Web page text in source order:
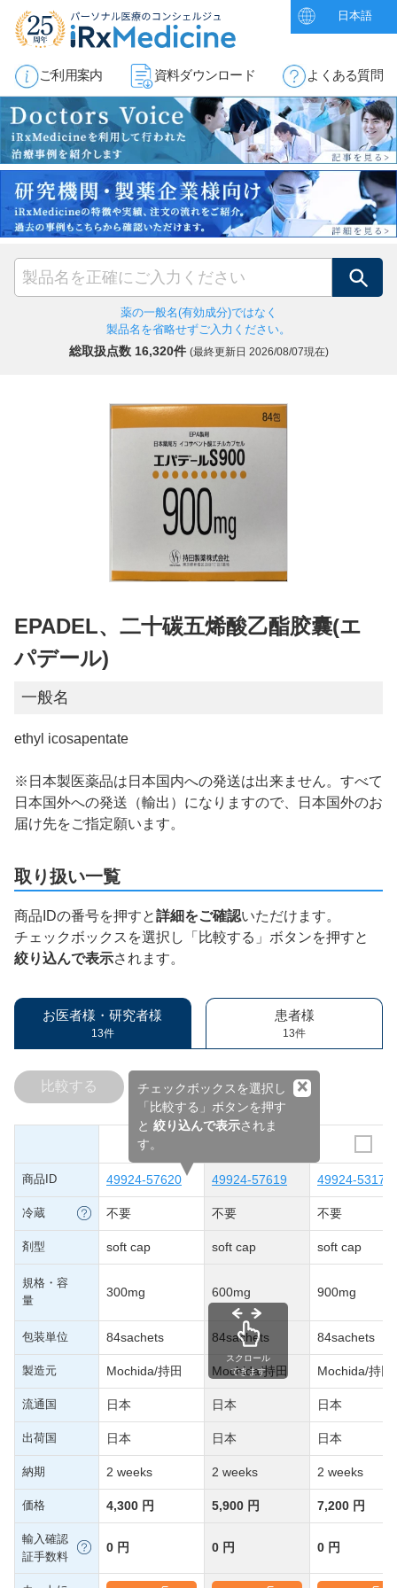
日本語
ご利用案内 資料ダウンロード よくある質問
検索
薬の一般名(有効成分)ではなく
製品名を省略せずご入力ください。
総取扱点数 16,320件 (最終更新日 2026/08/07現在)
EPADEL、二十碳五烯酸乙酯胶囊(エ
パデール)
一般名
ethyl icosapentate
※日本製医薬品は日本国内への発送は出来ません。すべて
日本国外への発送（輸出）になりますので、日本国外のお
届け先をご指定願います。
取り扱い一覧
商品IDの番号を押すと詳細をご確認いただけます。
チェックボックスを選択し「比較する」ボタンを押すと
絞り込んで表示されます。
お医者様・研究者様
13件
患者様
13件
チェックボックスを選択し
「比較する」ボタンを押す
と 絞り込んで表示されま
す。
×
比較する
商品ID 49924-57620 49924-57619 49924-53175
冷蔵 不要 不要 不要
剤型 soft cap soft cap soft cap
規格・容
量
300mg 600mg 900mg
包装単位 84sachets 84sachets 84sachets
製造元 Mochida/持田 Mochida/持田 Mochida/持田
流通国 日本 日本 日本
出荷国 日本 日本 日本
納期 2 weeks 2 weeks 2 weeks
価格 4,300 円 5,900 円 7,200 円
輸入確認
証手数料
0 円 0 円 0 円
スクロール
できます